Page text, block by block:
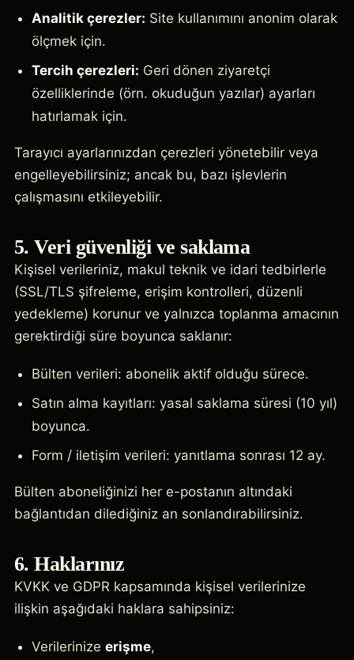
Analitik çerezler: Site kullanımını anonim olarak
ölçmek için.
Tercih çerezleri: Geri dönen ziyaretçi
özelliklerinde (örn. okuduğun yazılar) ayarları
hatırlamak için.
Tarayıcı ayarlarınızdan çerezleri yönetebilir veya
engelleyebilirsiniz; ancak bu, bazı işlevlerin
çalışmasını etkileyebilir.
5. Veri güvenliği ve saklama
Kişisel verileriniz, makul teknik ve idari tedbirlerle
(SSL/TLS şifreleme, erişim kontrolleri, düzenli
yedekleme) korunur ve yalnızca toplanma amacının
gerektirdiği süre boyunca saklanır:
Bülten verileri: abonelik aktif olduğu sürece.
Satın alma kayıtları: yasal saklama süresi (10 yıl)
boyunca.
Form / iletişim verileri: yanıtlama sonrası 12 ay.
Bülten aboneliğinizi her e-postanın altındaki
bağlantıdan dilediğiniz an sonlandırabilirsiniz.
6. Haklarınız
KVKK ve GDPR kapsamında kişisel verilerinize
ilişkin aşağıdaki haklara sahipsiniz:
Verilerinize erişme,